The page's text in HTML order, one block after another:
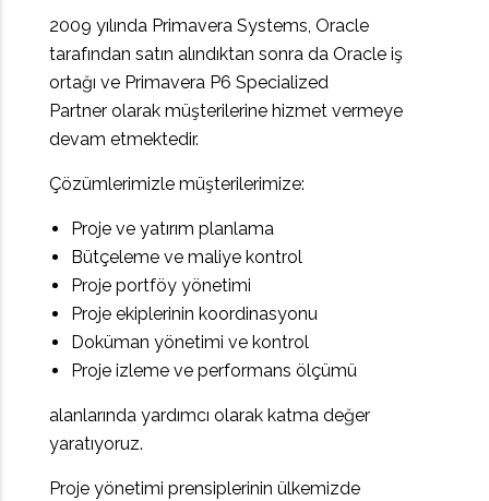
2009 yılında Primavera Systems, Oracle
tarafından satın alındıktan sonra da Oracle iş
ortağı ve Primavera P6 Specialized
Partner olarak müşterilerine hizmet vermeye
devam etmektedir.
Çözümlerimizle müşterilerimize:
Proje ve yatırım planlama
Bütçeleme ve maliye kontrol
Proje portföy yönetimi
Proje ekiplerinin koordinasyonu
Doküman yönetimi ve kontrol
Proje izleme ve performans ölçümü
alanlarında yardımcı olarak katma değer
yaratıyoruz.
Proje yönetimi prensiplerinin ülkemizde